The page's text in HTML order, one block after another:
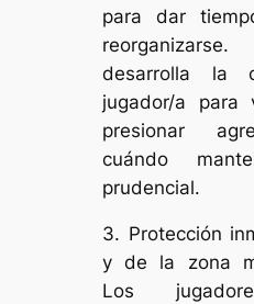
para dar
desarrolla la
jugador/a para
presionar
cuándo
prudencial.
3. Protección
y de la zona
Los